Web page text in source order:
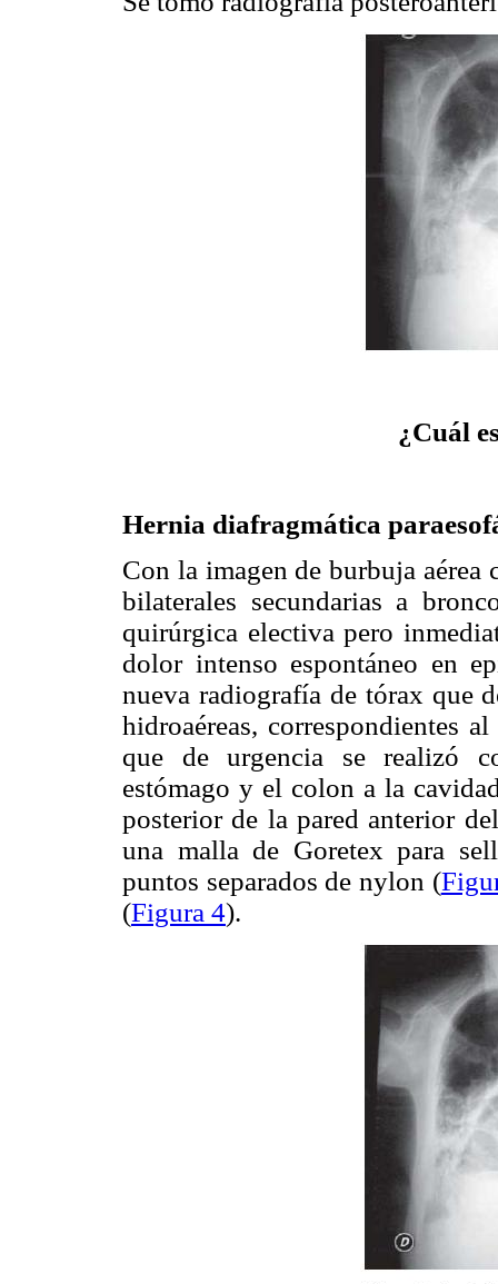
¿Cuál
Hernia diafragmática
Con la imagen de burbuja aérea
bilaterales secundarias a
quirúrgica electiva pero
dolor intenso espontáneo en
nueva radiografía de tórax que
hidroaéreas, correspondientes
que de urgencia se realizó
estómago y el colon a la
posterior de la pared anterior
una malla de Goretex para
puntos separados de nylon (
(Figura 4).